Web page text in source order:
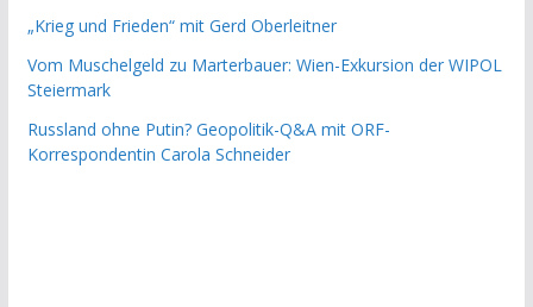
„Krieg und Frieden“ mit Gerd Oberleitner
Vom Muschelgeld zu Marterbauer: Wien-Exkursion der WIPOL
Steiermark
Russland ohne Putin? Geopolitik-Q&A mit ORF-
Korrespondentin Carola Schneider